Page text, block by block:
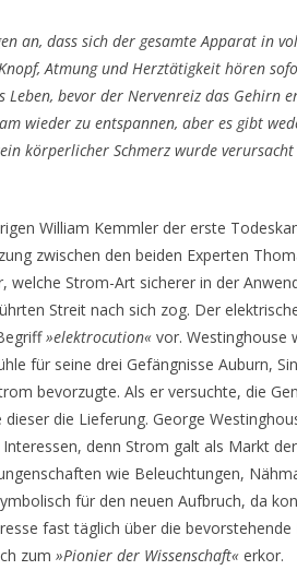
an, dass sich der gesamte Apparat in
Atmung und Herztätigkeit hören
bevor der Nervenreiz das Gehirn
wieder zu entspannen, aber es gibt
körperlicher Schmerz wurde
William Kemmler der erste
zwischen den beiden Experten
Strom-Art sicherer in der
Streit nach sich zog. Der
»elektrocution« vor. Westinghouse
für seine drei Gefängnisse Auburn,
bevorzugte. Als er versuchte, die
die Lieferung. George
denn Strom galt als Markt
wie Beleuchtungen,
für den neuen Aufbruch, da
fast täglich über die
zum »Pionier der Wissenschaft« erkor.